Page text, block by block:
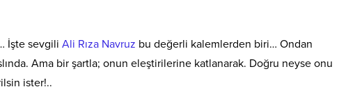
İşte sevgili Ali Rıza Navruz bu değerli kalemlerden biri… Ondan
Ama bir şartla; onun eleştirilerine katlanarak. Doğru neyse onu
ister!..